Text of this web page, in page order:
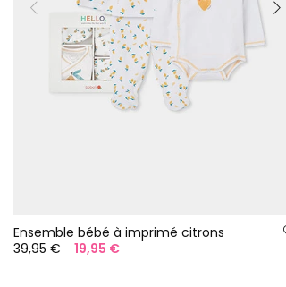
Ensemble bébé à imprimé citrons
39,95 €
19,95 €